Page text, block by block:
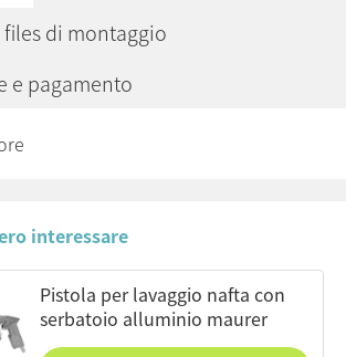
di montaggio
e pagamento
interessare
pistola per lavaggio nafta con
serbatoio alluminio maurer